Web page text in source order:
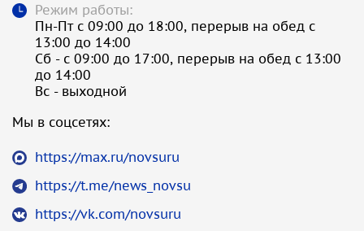
Режим работы:
Пн-Пт с 09:00 до 18:00, перерыв на обед с
13:00 до 14:00
Сб - с 09:00 до 17:00, перерыв на обед с 13:00
до 14:00
Вс - выходной
Мы в соцсетях:
https://max.ru/novsuru
https://t.me/news_novsu
https://vk.com/novsuru